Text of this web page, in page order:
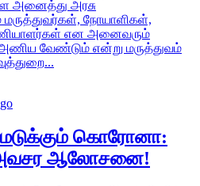
அனைத்து அரசு
மருத்துவர்கள், நோயாளிகள்,
என அனைவரும்
வேண்டும் என்று மருத்துவம்
கொரோனா:
அவசர ஆலோசனை!